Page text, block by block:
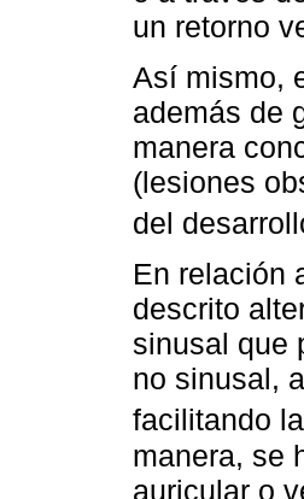
un retorno
Así mismo,
además de
manera
(lesiones
del
En relación
descrito
sinusal que
no sinusal,
facilitando
manera, se
auricular o